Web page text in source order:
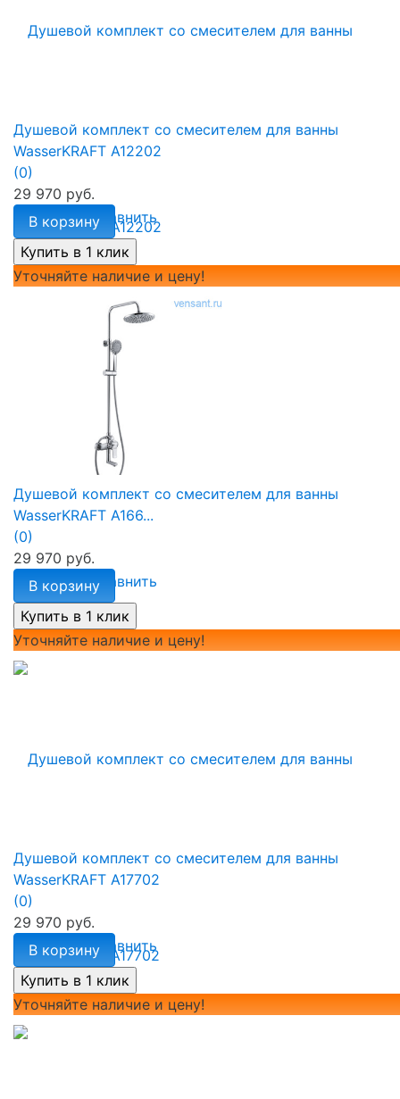
избранное сравнить
Душевой комплект со смесителем для ванны
WasserKRAFT А12202
(0)
29 970 руб.
В корзину
Уточняйте наличие и цену!
избранное сравнить
Душевой комплект со смесителем для ванны
WasserKRAFT A166...
(0)
29 970 руб.
В корзину
Уточняйте наличие и цену!
избранное сравнить
Душевой комплект со смесителем для ванны
WasserKRAFT A17702
(0)
29 970 руб.
В корзину
Уточняйте наличие и цену!